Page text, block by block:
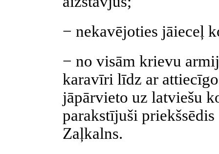
− nekavējoties jāieceļ
− no visām krievu
karavīri līdz ar
jāpārvieto uz latviešu
parakstījuši
Zaļkalns.